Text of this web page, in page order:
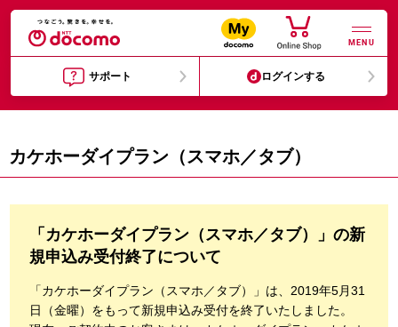
MENU
サポート ログインする
カケホーダイプラン（スマホ／タブ）
「カケホーダイプラン（スマホ／タブ）」の新
規申込み受付終了について
「カケホーダイプラン（スマホ／タブ）」は、2019年5月31
日（金曜）をもって新規申込み受付を終了いたしました。